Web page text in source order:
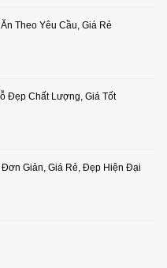
Theo Yêu Cầu, Giá Rẻ
Đẹp Chất Lượng, Giá Tốt
Đơn Giản, Giá Rẻ, Đẹp Hiện Đại